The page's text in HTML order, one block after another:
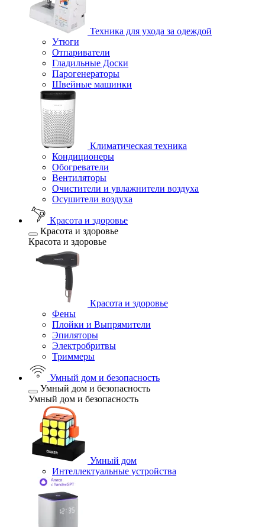
Техника для ухода за одеждой
Утюги
Отпариватели
Гладильные Доски
Парогенераторы
Швейные машинки
Климатическая техника
Кондиционеры
Обогреватели
Вентиляторы
Очистители и увлажнители воздуха
Осушители воздуха
Красота и здоровье
Красота и здоровье
Красота и здоровье
Красота и здоровье
Фены
Плойки и Выпрямители
Эпиляторы
Электробритвы
Триммеры
Умный дом и безопасность
Умный дом и безопасность
Умный дом и безопасность
Умный дом
Интеллектуальные устройства